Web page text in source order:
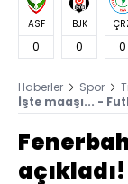
ASF
0
BJK
0 0
Haberler Spor
İşte maaşı... -